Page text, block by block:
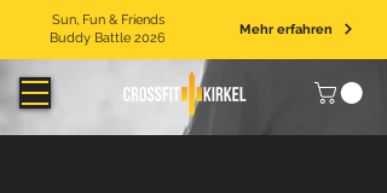
Sun, Fun & Friends
Buddy Battle 2026
Mehr erfahren